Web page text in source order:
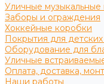
Уличные музыкальные
Заборы и ограждения
Хоккейные коробки
Покрытия для
Оборудование для
Уличные
Оплата, доставка,
Наши работы